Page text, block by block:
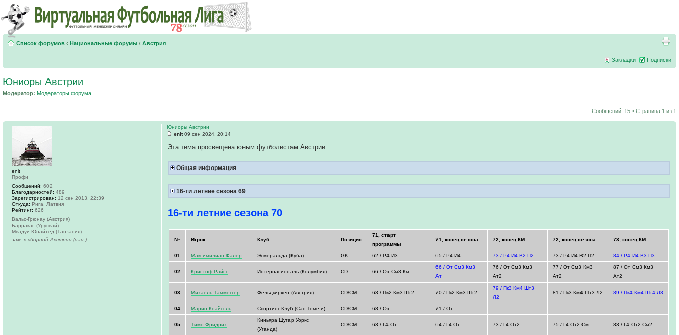
Список форумов ‹ Национальные форумы ‹ Австрия
Закладки Подписки
Юниоры Австрии
Модератор: Модераторы форума
Сообщений: 15 • Страница 1 из 1
Юниоры Австрии
enit09 сен 2024, 20:14
Эта тема просвещена юным футболистам Австрии.
Общая информация
16-ти летние сезона 69
16-ти летние сезона 70
№ Игрок Клуб Позиция
71, старт
программы
71, конец сезона 72, конец КМ 72, конец сезона 73, конец КМ
01 Максимилиан Фалер Эсмеральда (Куба) GK 62 / Р4 И3 65 / Р4 И4 73 / Р4 И4 В2 П2 73 / Р4 И4 В2 П2 84 / Р4 И4 В3 П3
02 Кристоф Райсс Интернасиональ (Колумбия) CD 66 / От См3 Км
66 / От См3 Км3
Ат
76 / От См3 Км3
Ат2
77 / От См3 Км3
Ат2
87 / От См3 Км3
Ат2
03 Михаель Таммеггер Фельдкирхен (Австрия) CD/CM 63 / Пк2 Км3 Шт2 70 / Пк2 Км3 Шт2
79 / Пк3 Км4 Шт3
Л2
81 / Пк3 Км4 Шт3 Л2 89 / Пк4 Км4 Шт4 Л3
04 Марио Кнайссль Спортинг Клуб (Сан Томе и) CD/CM 68 / От 71 / От
05 Тимо Фридрих
Киньяра Шугар Уоркс
(Уганда)
CD/CM 63 / Г4 От 64 / Г4 От 73 / Г4 От2 75 / Г4 От2 См 83 / Г4 От2 См2
enit
Профи
Сообщений: 602
Благодарностей: 489
Зарегистрирован: 12 сен 2013, 22:39
Откуда: Рига, Латвия
Рейтинг: 626
Вальс-Грюнау (Австрия)
Барракас (Уругвай)
Мвадуи Юнайтед (Танзания)
зам. в сборной Австрии (нац.)